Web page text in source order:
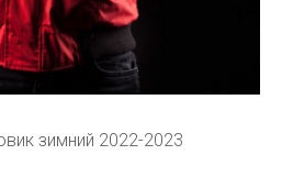
зимний 2022-2023